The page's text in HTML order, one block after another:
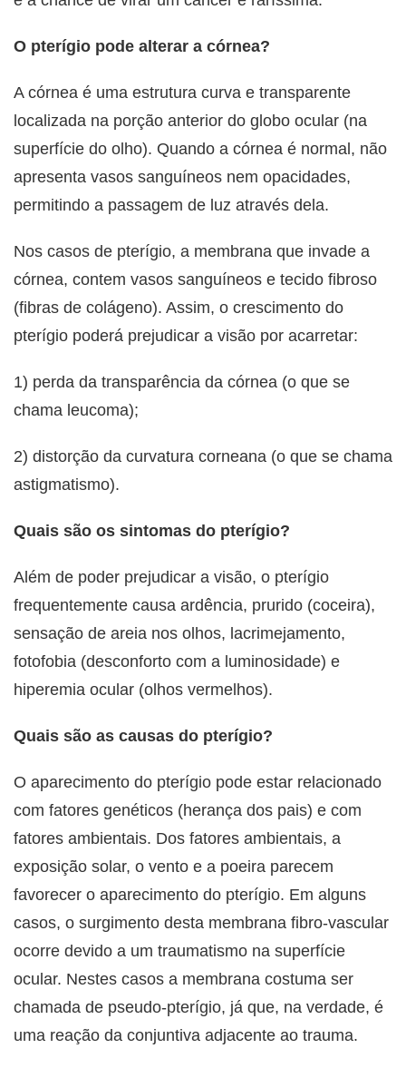
O pterígio pode alterar a córnea?
A córnea é uma estrutura curva e transparente
localizada na porção anterior do globo ocular (na
superfície do olho). Quando a córnea é normal, não
apresenta vasos sanguíneos nem opacidades,
permitindo a passagem de luz através dela.
Nos casos de pterígio, a membrana que invade a
córnea, contem vasos sanguíneos e tecido fibroso
(fibras de colágeno). Assim, o crescimento do
pterígio poderá prejudicar a visão por acarretar:
1) perda da transparência da córnea (o que se
chama leucoma);
2) distorção da curvatura corneana (o que se chama
astigmatismo).
Quais são os sintomas do pterígio?
Além de poder prejudicar a visão, o pterígio
frequentemente causa ardência, prurido (coceira),
sensação de areia nos olhos, lacrimejamento,
fotofobia (desconforto com a luminosidade) e
hiperemia ocular (olhos vermelhos).
Quais são as causas do pterígio?
O aparecimento do pterígio pode estar relacionado
com fatores genéticos (herança dos pais) e com
fatores ambientais. Dos fatores ambientais, a
exposição solar, o vento e a poeira parecem
favorecer o aparecimento do pterígio. Em alguns
casos, o surgimento desta membrana fibro-vascular
ocorre devido a um traumatismo na superfície
ocular. Nestes casos a membrana costuma ser
chamada de pseudo-pterígio, já que, na verdade, é
uma reação da conjuntiva adjacente ao trauma.